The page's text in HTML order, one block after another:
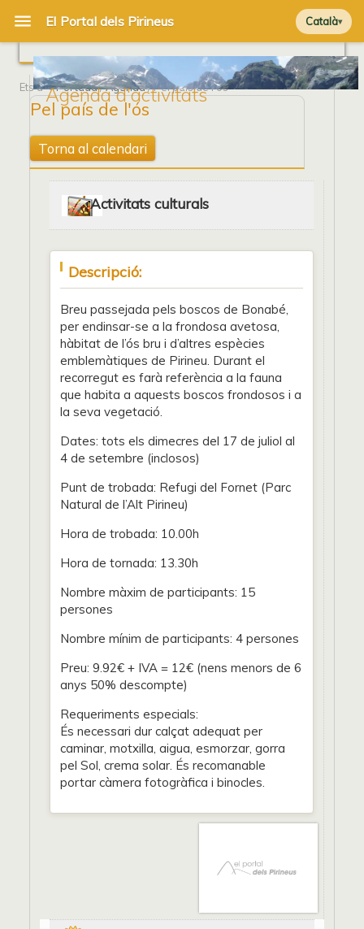
Català
Agenda d'activitats
Ets a Portada/Agenda/ Pel país de l'ós
Pel país de l'ós
Torna al calendari
Activitats culturals
Descripció:
Breu passejada pels boscos de Bonabé,
per endinsar-se a la frondosa avetosa,
hàbitat de l’ós bru i d’altres espècies
emblemàtiques de Pirineu. Durant el
recorregut es farà referència a la fauna
que habita a aquests boscos frondosos i a
la seva vegetació.
Dates: tots els dimecres del 17 de juliol al
4 de setembre (inclosos)
Punt de trobada: Refugi del Fornet (Parc
Natural de l’Alt Pirineu)
Hora de trobada: 10.00h
Hora de tornada: 13.30h
Nombre màxim de participants: 15
persones
Nombre mínim de participants: 4 persones
Preu: 9.92€ + IVA = 12€ (nens menors de 6
anys 50% descompte)
Requeriments especials:
És necessari dur calçat adequat per
caminar, motxilla, aigua, esmorzar, gorra
pel Sol, crema solar. És recomanable
portar càmera fotogràfica i binocles.